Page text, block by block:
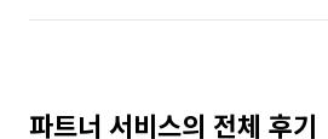
파트너 서비스의 전체 후기